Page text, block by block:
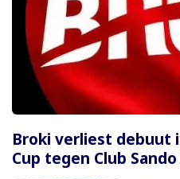
Broki verliest debuut
Cup tegen Club Sando